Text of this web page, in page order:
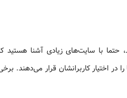
حتما با سایت‌های زیادی آشنا
اختیار کاربرانشان قرار می‌دهند.